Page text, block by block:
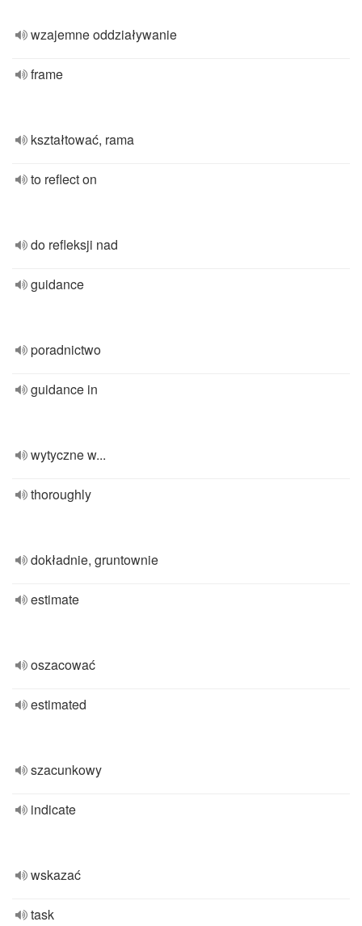
wzajemne oddziaływanie
frame
kształtować, rama
to reflect on
do refleksji nad
guidance
poradnictwo
guidance in
wytyczne w...
thoroughly
dokładnie, gruntownie
estimate
oszacować
estimated
szacunkowy
indicate
wskazać
task